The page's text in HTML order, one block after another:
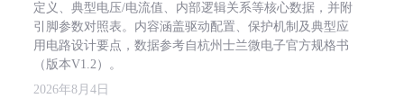
定义、典型电压/电流值、内部逻辑关系等核心数据，并附
引脚参数对照表。内容涵盖驱动配置、保护机制及典型应
用电路设计要点，数据参考自杭州士兰微电子官方规格书
（版本V1.2）。
2026年8月4日